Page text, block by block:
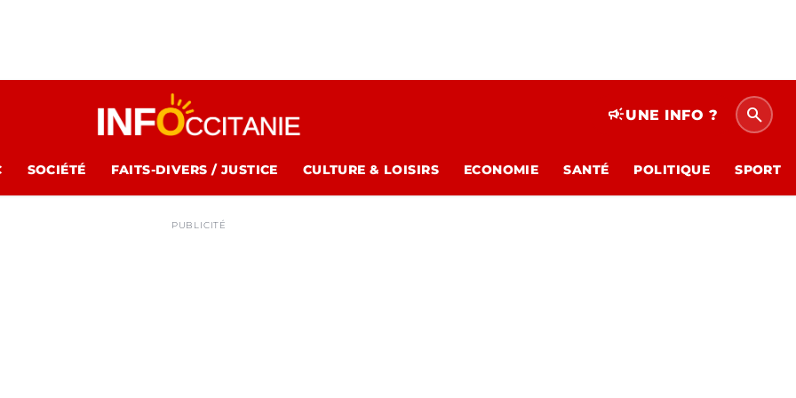
campaignUNE INFO ? search
SOCIÉTÉ FAITS-DIVERS / JUSTICE CULTURE & LOISIRS ECONOMIE SANTÉ POLITIQUE SPORT
PUBLICITÉ